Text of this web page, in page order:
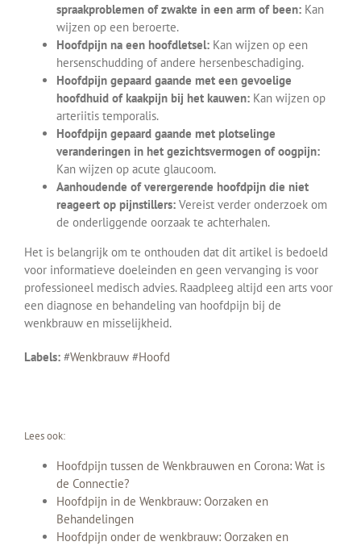
spraakproblemen of zwakte in een arm of been: Kan
wijzen op een beroerte.
Hoofdpijn na een hoofdletsel: Kan wijzen op een
hersenschudding of andere hersenbeschadiging.
Hoofdpijn gepaard gaande met een gevoelige
hoofdhuid of kaakpijn bij het kauwen: Kan wijzen op
arteriitis temporalis.
Hoofdpijn gepaard gaande met plotselinge
veranderingen in het gezichtsvermogen of oogpijn:
Kan wijzen op acute glaucoom.
Aanhoudende of verergerende hoofdpijn die niet
reageert op pijnstillers: Vereist verder onderzoek om
de onderliggende oorzaak te achterhalen.
Het is belangrijk om te onthouden dat dit artikel is bedoeld
voor informatieve doeleinden en geen vervanging is voor
professioneel medisch advies. Raadpleeg altijd een arts voor
een diagnose en behandeling van hoofdpijn bij de
wenkbrauw en misselijkheid.
Labels: #Wenkbrauw #Hoofd
Lees ook:
Hoofdpijn tussen de Wenkbrauwen en Corona: Wat is
de Connectie?
Hoofdpijn in de Wenkbrauw: Oorzaken en
Behandelingen
Hoofdpijn onder de wenkbrauw: Oorzaken en